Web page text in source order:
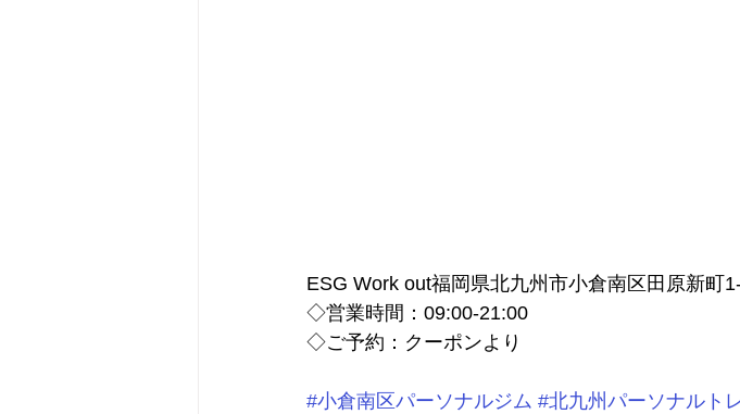
ESG Work out福岡県北九州市小倉南区田原新町
◇営業時間：09:00-21:00
◇ご予約：クーポンより
#小倉南区パーソナルジム #北九州パーソナルト